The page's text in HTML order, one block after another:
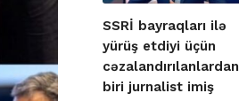
SSRİ bayraqları ilə
yürüş etdiyi üçün
cəzalandırılanlardan
biri jurnalist imiş